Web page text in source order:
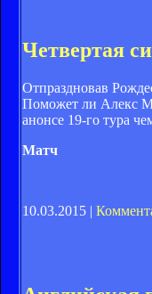
Четвертая
Отпраздновав
Поможет ли Алекс
анонсе 19-го тура
Матч
10.03.2015 |